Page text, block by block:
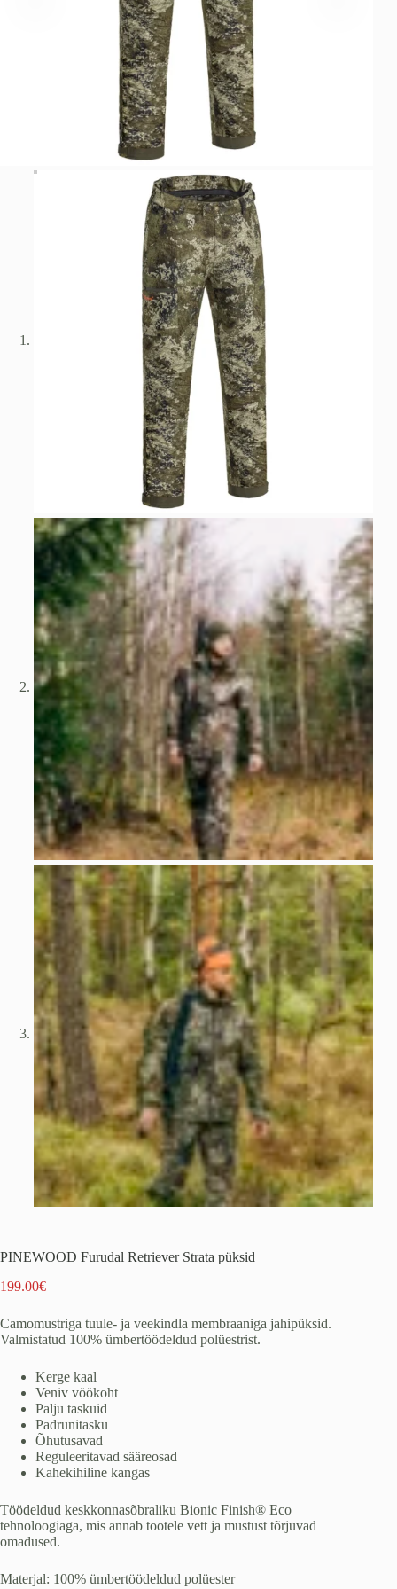
PINEWOOD Furudal Retriever Strata püksid
199.00€
Camomustriga tuule- ja veekindla membraaniga jahipüksid.
Valmistatud 100% ümbertöödeldud polüestrist.
Kerge kaal
Veniv vöökoht
Palju taskuid
Padrunitasku
Õhutusavad
Reguleeritavad sääreosad
Kahekihiline kangas
Töödeldud keskkonnasõbraliku Bionic Finish® Eco
tehnoloogiaga, mis annab tootele vett ja mustust tõrjuvad
omadused.
Materjal: 100% ümbertöödeldud polüester